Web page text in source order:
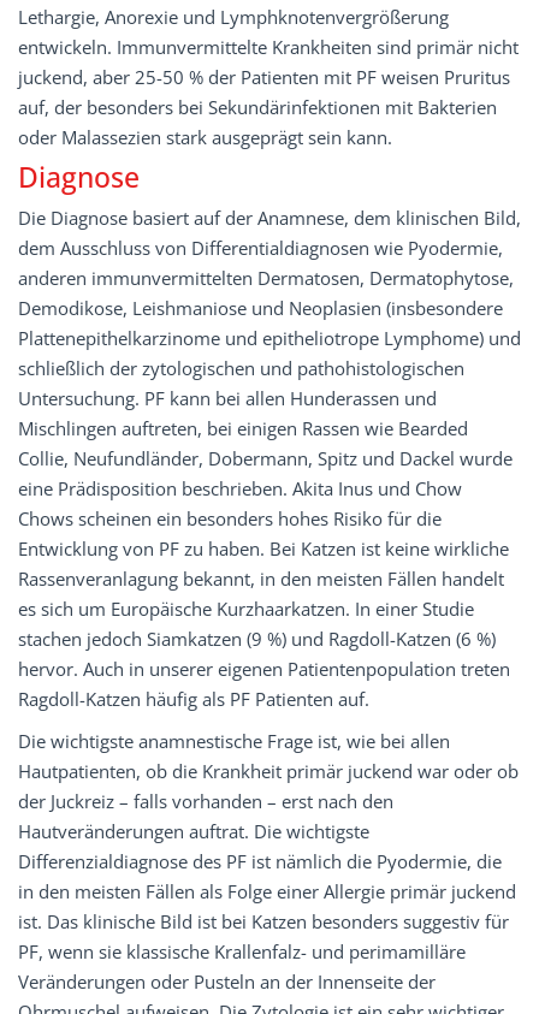
Lethargie, Anorexie und Lymphknotenvergrößerung
entwickeln. Immunvermittelte Krankheiten sind primär nicht
juckend, aber 25-50 % der Patienten mit PF weisen Pruritus
auf, der besonders bei Sekundärinfektionen mit Bakterien
oder Malassezien stark ausgeprägt sein kann.
Diagnose
Die Diagnose basiert auf der Anamnese, dem klinischen Bild,
dem Ausschluss von Differentialdiagnosen wie Pyodermie,
anderen immunvermittelten Dermatosen, Dermatophytose,
Demodikose, Leishmaniose und Neoplasien (insbesondere
Plattenepithelkarzinome und epitheliotrope Lymphome) und
schließlich der zytologischen und pathohistologischen
Untersuchung. PF kann bei allen Hunderassen und
Mischlingen auftreten, bei einigen Rassen wie Bearded
Collie, Neufundländer, Dobermann, Spitz und Dackel wurde
eine Prädisposition beschrieben. Akita Inus und Chow
Chows scheinen ein besonders hohes Risiko für die
Entwicklung von PF zu haben. Bei Katzen ist keine wirkliche
Rassenveranlagung bekannt, in den meisten Fällen handelt
es sich um Europäische Kurzhaarkatzen. In einer Studie
stachen jedoch Siamkatzen (9 %) und Ragdoll-Katzen (6 %)
hervor. Auch in unserer eigenen Patientenpopulation treten
Ragdoll-Katzen häufig als PF Patienten auf.
Die wichtigste anamnestische Frage ist, wie bei allen
Hautpatienten, ob die Krankheit primär juckend war oder ob
der Juckreiz – falls vorhanden – erst nach den
Hautveränderungen auftrat. Die wichtigste
Differenzialdiagnose des PF ist nämlich die Pyodermie, die
in den meisten Fällen als Folge einer Allergie primär juckend
ist. Das klinische Bild ist bei Katzen besonders suggestiv für
PF, wenn sie klassische Krallenfalz- und perimamilläre
Veränderungen oder Pusteln an der Innenseite der